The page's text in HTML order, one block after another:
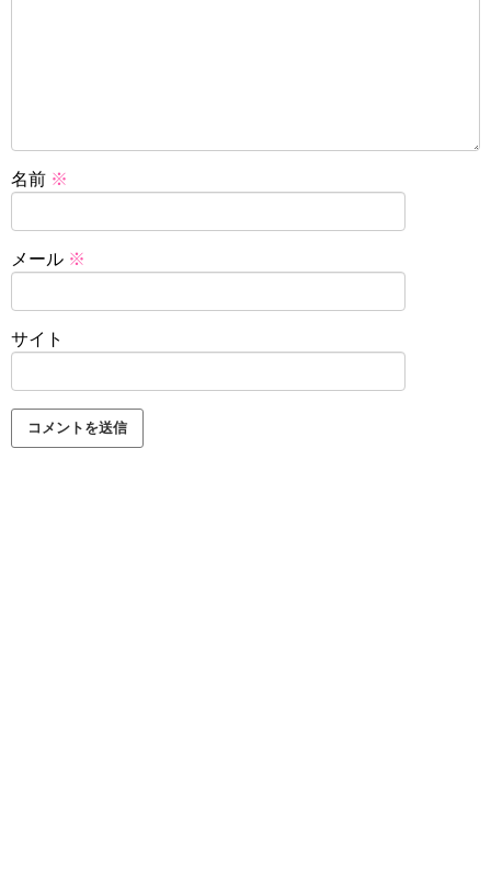
名前 ※
メール ※
サイト